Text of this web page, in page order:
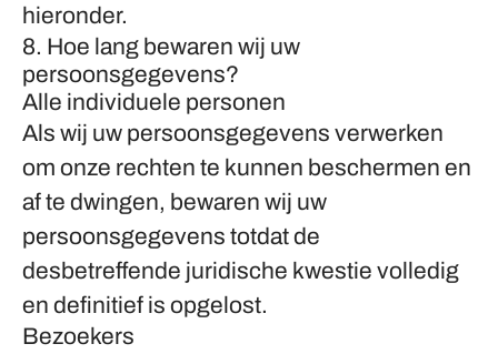
hieronder.
8. Hoe lang bewaren wij uw
persoonsgegevens?
Alle individuele personen
Als wij uw persoonsgegevens verwerken
om onze rechten te kunnen beschermen en
af te dwingen, bewaren wij uw
persoonsgegevens totdat de
desbetreffende juridische kwestie volledig
en definitief is opgelost.
Bezoekers